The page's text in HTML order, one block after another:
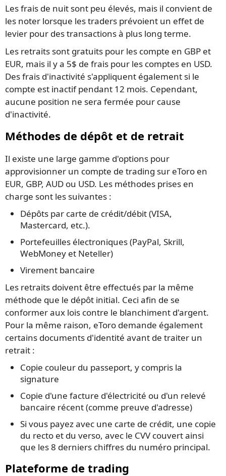
Les frais de nuit sont peu élevés, mais il convient de
les noter lorsque les traders prévoient un effet de
levier pour des transactions à plus long terme.
Les retraits sont gratuits pour les compte en GBP et
EUR, mais il y a 5$ de frais pour les comptes en USD.
Des frais d'inactivité s'appliquent également si le
compte est inactif pendant 12 mois. Cependant,
aucune position ne sera fermée pour cause
d'inactivité.
Méthodes de dépôt et de retrait
Il existe une large gamme d'options pour
approvisionner un compte de trading sur eToro en
EUR, GBP, AUD ou USD. Les méthodes prises en
charge sont les suivantes :
Dépôts par carte de crédit/débit (VISA,
Mastercard, etc.).
Portefeuilles électroniques (PayPal, Skrill,
WebMoney et Neteller)
Virement bancaire
Les retraits doivent être effectués par la même
méthode que le dépôt initial. Ceci afin de se
conformer aux lois contre le blanchiment d'argent.
Pour la même raison, eToro demande également
certains documents d'identité avant de traiter un
retrait :
Copie couleur du passeport, y compris la
signature
Copie d'une facture d'électricité ou d'un relevé
bancaire récent (comme preuve d'adresse)
Si vous payez avec une carte de crédit, une copie
du recto et du verso, avec le CVV couvert ainsi
que les 8 derniers chiffres du numéro principal.
Plateforme de trading